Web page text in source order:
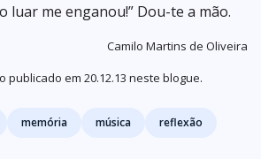
luar me enganou!” Dou-te a mão.
Camilo Martins de Oliveira
publicado em 20.12.13 neste blogue.
memória música reflexão